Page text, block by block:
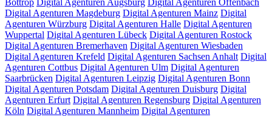
Digital Agenturen Magdeburg Digital Agenturen Mainz Digital
Agenturen Würzburg Digital Agenturen Halle Digital Agenturen
Wuppertal Digital Agenturen Lübeck Digital Agenturen Rostock
Digital Agenturen Bremerhaven Digital Agenturen Wiesbaden
Digital Agenturen Krefeld Digital Agenturen Sachsen Anhalt Digital
Agenturen Cottbus Digital Agenturen Ulm Digital Agenturen
Saarbrücken Digital Agenturen Leipzig Digital Agenturen Bonn
Digital Agenturen Potsdam Digital Agenturen Duisburg Digital
Agenturen Erfurt Digital Agenturen Regensburg Digital Agenturen
Köln Digital Agenturen Mannheim Digital Agenturen